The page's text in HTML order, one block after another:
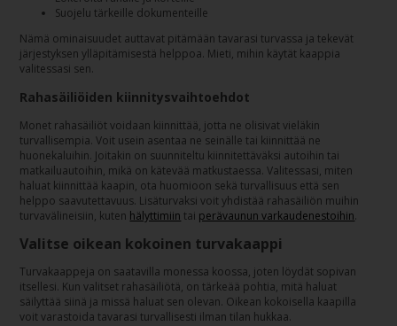
Suojelu tärkeille dokumenteille
Nämä ominaisuudet auttavat pitämään tavarasi turvassa ja tekevät
järjestyksen ylläpitämisestä helppoa. Mieti, mihin käytät kaappia
valitessasi sen.
Rahasäiliöiden kiinnitysvaihtoehdot
Monet rahasäiliöt voidaan kiinnittää, jotta ne olisivat vieläkin
turvallisempia. Voit usein asentaa ne seinälle tai kiinnittää ne
huonekaluihin. Joitakin on suunniteltu kiinnitettäväksi autoihin tai
matkailuautoihin, mikä on kätevää matkustaessa. Valitessasi, miten
haluat kiinnittää kaapin, ota huomioon sekä turvallisuus että sen
helppo saavutettavuus. Lisäturvaksi voit yhdistää rahasäiliön muihin
turvavälineisiin, kuten hälyttimiin tai perävaunun varkaudenestoihin.
Valitse oikean kokoinen turvakaappi
Turvakaappeja on saatavilla monessa koossa, joten löydät sopivan
itsellesi. Kun valitset rahasäiliötä, on tärkeää pohtia, mitä haluat
säilyttää siinä ja missä haluat sen olevan. Oikean kokoisella kaapilla
voit varastoida tavarasi turvallisesti ilman tilan hukkaa.